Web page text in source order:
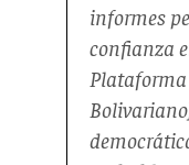
informes
confianza